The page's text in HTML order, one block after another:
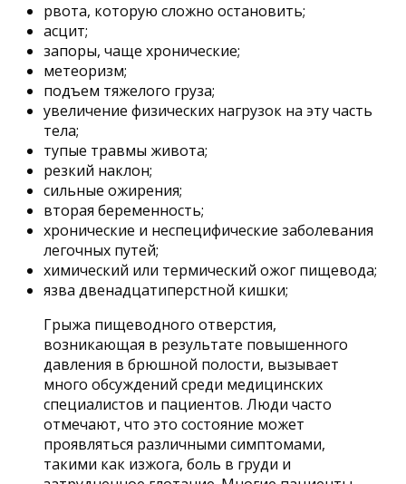
рвота, которую сложно остановить;
асцит;
запоры, чаще хронические;
метеоризм;
подъем тяжелого груза;
увеличение физических нагрузок на эту часть
тела;
тупые травмы живота;
резкий наклон;
сильные ожирения;
вторая беременность;
хронические и неспецифические заболевания
легочных путей;
химический или термический ожог пищевода;
язва двенадцатиперстной кишки;
Грыжа пищеводного отверстия,
возникающая в результате повышенного
давления в брюшной полости, вызывает
много обсуждений среди медицинских
специалистов и пациентов. Люди часто
отмечают, что это состояние может
проявляться различными симптомами,
такими как изжога, боль в груди и